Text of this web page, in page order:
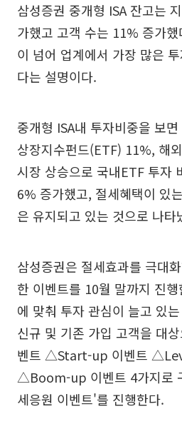
삼성증권 중개형 ISA 잔고는
가했고 고객 수는 11% 증가
이 넘어 업계에서 가장 많은
다는 설명이다.
중개형 ISA내 투자비중을 보
상장지수펀드(ETF) 11%, 해
시장 상승으로 국내ETF 투자
6% 증가했고, 절세혜택이 있
은 유지되고 있는 것으로 나타
삼성증권은 절세효과를 극대
한 이벤트를 10월 말까지 진
에 맞춰 투자 관심이 늘고 있
신규 및 기존 가입 고객을 대
벤트 △Start-up 이벤트
△Boom-up 이벤트 4가지로
세응원 이벤트'를 진행한다.